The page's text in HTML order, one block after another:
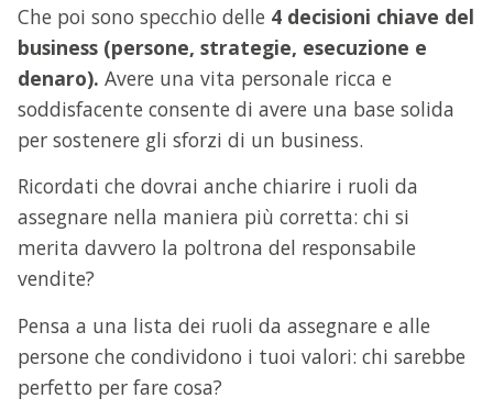
Che poi sono specchio delle 4 decisioni chiave del
business (persone, strategie, esecuzione e
denaro). Avere una vita personale ricca e
soddisfacente consente di avere una base solida
per sostenere gli sforzi di un business.
Ricordati che dovrai anche chiarire i ruoli da
assegnare nella maniera più corretta: chi si
merita davvero la poltrona del responsabile
vendite?
Pensa a una lista dei ruoli da assegnare e alle
persone che condividono i tuoi valori: chi sarebbe
perfetto per fare cosa?